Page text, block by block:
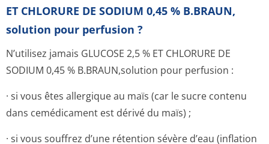
ET CHLORURE DE SODIUM 0,45 % B.BRAUN,
solution pour perfusion ?
N’utilisez jamais GLUCOSE 2,5 % ET CHLORURE DE
SODIUM 0,45 % B.BRAUN,solution pour perfusion :
· si vous êtes allergique au maïs (car le sucre contenu
dans cemédicament est dérivé du maïs) ;
· si vous souffrez d’une rétention sévère d’eau (inflation